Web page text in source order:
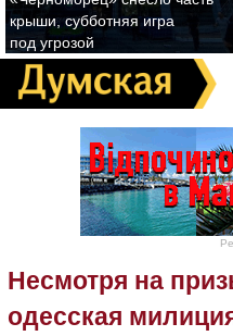
крыши, субботняя игра
под угрозой
Несмотря на
одесская